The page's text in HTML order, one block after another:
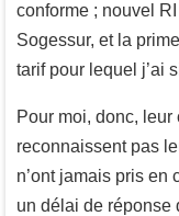
conforme ; nouvel
Sogessur, et la
tarif pour lequel j’ai
Pour moi, donc,
reconnaissent pas
n’ont jamais pris en
un délai de réponse